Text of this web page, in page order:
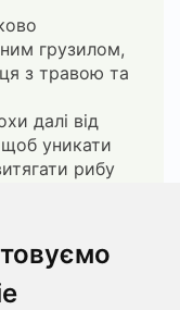
грузилом,
з травою та
далі від
уникати
рибу
важчі
г) і міцний
щоб